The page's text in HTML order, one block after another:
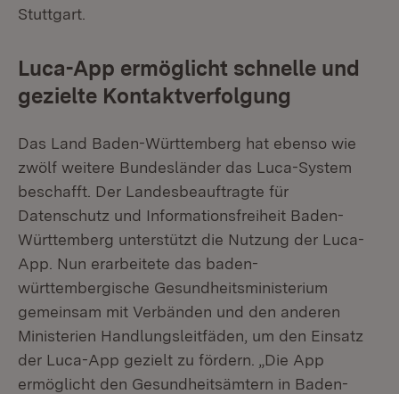
Stuttgart.
Luca-App ermöglicht schnelle und
gezielte Kontaktverfolgung
Das Land Baden-Württemberg hat ebenso wie
zwölf weitere Bundesländer das Luca-System
beschafft. Der Landesbeauftragte für
Datenschutz und Informationsfreiheit Baden-
Württemberg unterstützt die Nutzung der Luca-
App. Nun erarbeitete das baden-
württembergische Gesundheitsministerium
gemeinsam mit Verbänden und den anderen
Ministerien Handlungsleitfäden, um den Einsatz
der Luca-App gezielt zu fördern. „Die App
ermöglicht den Gesundheitsämtern in Baden-